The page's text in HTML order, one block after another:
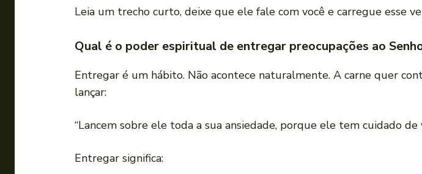
Leia um trecho curto, deixe que ele fale com você e carregue esse
Qual é o poder espiritual de entregar preocupações ao
Entregar é um hábito. Não acontece naturalmente. A carne quer
lançar:
“Lancem sobre ele toda a sua ansiedade, porque ele tem cuidado de
Entregar significa: